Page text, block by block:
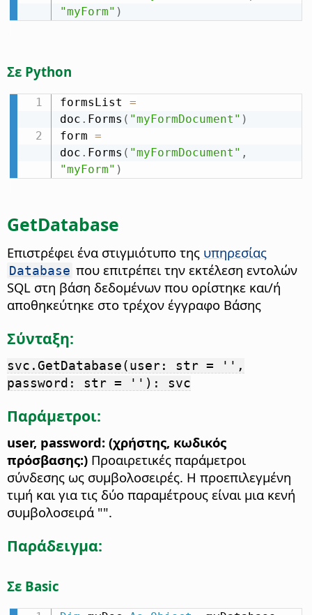
"myForm" )
Σε Python
formsList =
doc . Forms ( "myFormDocument" )
form =
doc . Forms ( "myFormDocument" ,
"myForm" )
GetDatabase
Επιστρέφει ένα στιγμιότυπο της υπηρεσίας
Database που επιτρέπει την εκτέλεση εντολών
SQL στη βάση δεδομένων που ορίστηκε και/ή
αποθηκεύτηκε στο τρέχον έγγραφο Βάσης
Σύνταξη:
svc.GetDatabase(user: str = '',
password: str = ''): svc
Παράμετροι:
user, password: (χρήστης, κωδικός
πρόσβασης:) Προαιρετικές παράμετροι
σύνδεσης ως συμβολοσειρές. Η προεπιλεγμένη
τιμή και για τις δύο παραμέτρους είναι μια κενή
συμβολοσειρά "".
Παράδειγμα:
Σε Basic